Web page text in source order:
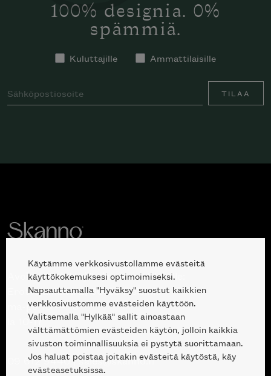
100% designia. 0%
spämmiä.
Kuluttajille Ammattilaisille
TILAA
Avoinna kuluttajille ja ammattilaisille:
Erottajankatu 2, 00120 Helsinki
ma-pe 10 — 18
la 10-17
09 612 9440 |sales@skanno.fi
Käytämme verkkosivustollamme evästeitä
käyttökokemuksesi optimoimiseksi.
Napsauttamalla "Hyväksy" suostut kaikkien
verkkosivustomme evästeiden käyttöön.
Valitsemalla "Hylkää" sallit ainoastaan
välttämättömien evästeiden käytön, jolloin kaikkia
sivuston toiminnallisuuksia ei pystytä suorittamaan.
Jos haluat poistaa joitakin evästeitä käytöstä, käy
evästeasetuksissa.